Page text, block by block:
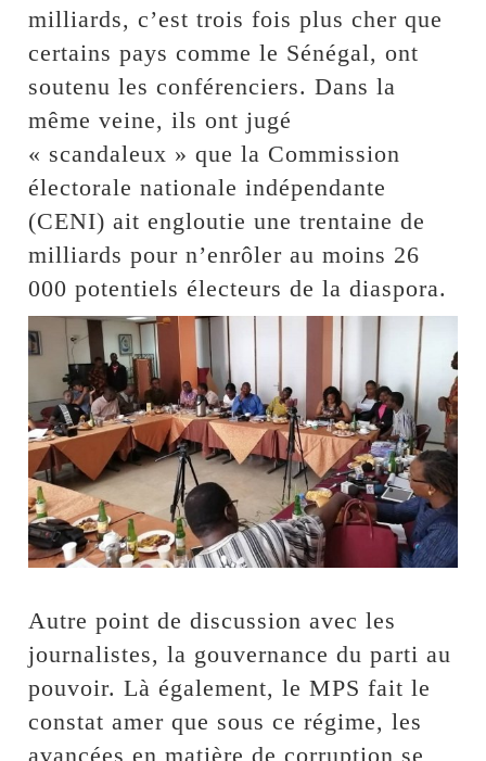
milliards, c’est trois fois plus cher que
certains pays comme le Sénégal, ont
soutenu les conférenciers. Dans la
même veine, ils ont jugé
« scandaleux » que la Commission
électorale nationale indépendante
(CENI) ait engloutie une trentaine de
milliards pour n’enrôler au moins 26
000 potentiels électeurs de la diaspora.
Autre point de discussion avec les
journalistes, la gouvernance du parti au
pouvoir. Là également, le MPS fait le
constat amer que sous ce régime, les
avancées en matière de corruption se